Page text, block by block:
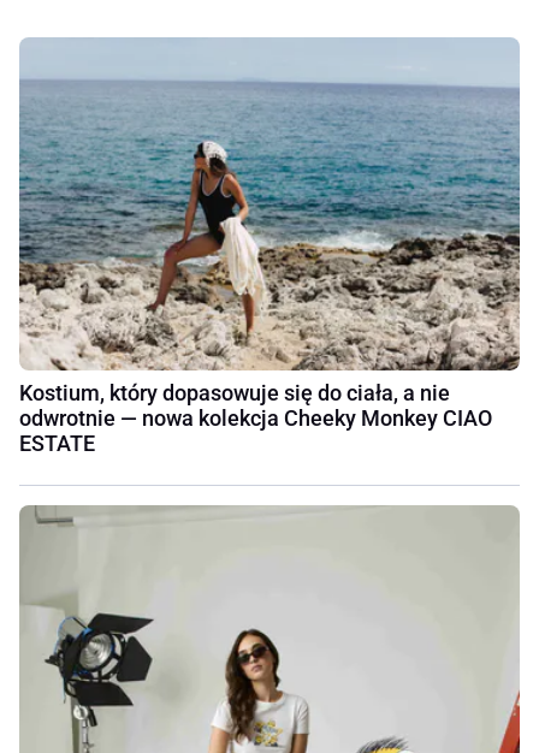
Kostium, który dopasowuje się do ciała, a nie
odwrotnie — nowa kolekcja Cheeky Monkey CIAO
ESTATE